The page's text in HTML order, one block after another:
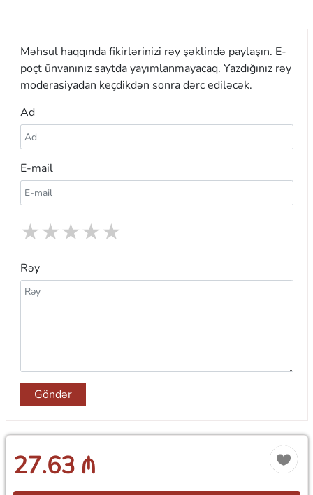
Məhsul haqqında fikirlərinizi rəy şəklində paylaşın. E-
poçt ünvanınız saytda yayımlanmayacaq. Yazdığınız rəy
moderasiyadan keçdikdən sonra dərc ediləcək.
Ad
E-mail
★
★
★
★
★
Rəy
Göndər
27.63 ₼